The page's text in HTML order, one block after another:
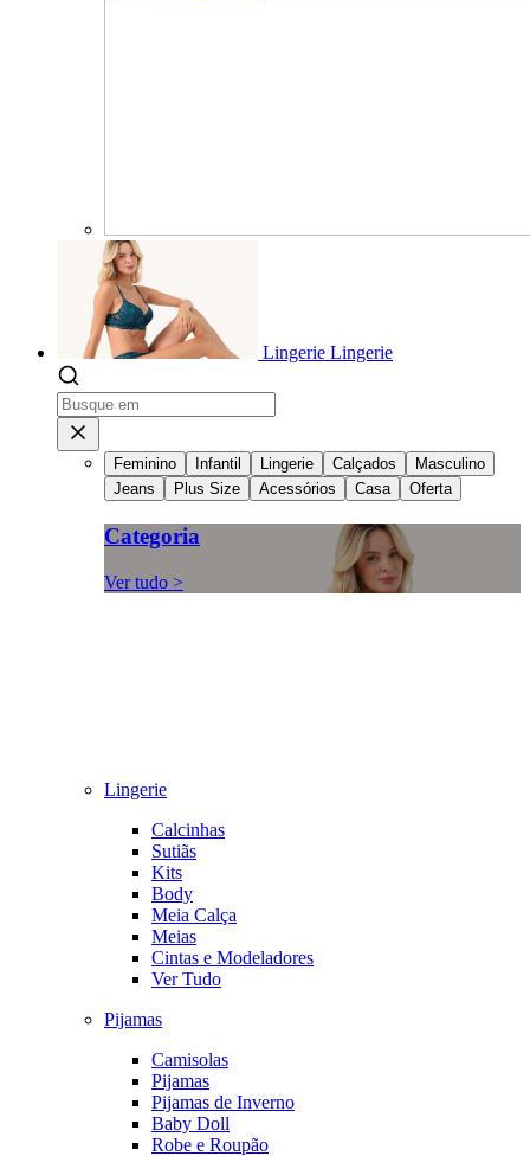
Lingerie Lingerie
Feminino Infantil Lingerie Calçados
Masculino
Jeans
Plus Size Acessórios Casa Oferta
Categoria
Ver tudo >
Lingerie
Calcinhas
Sutiãs
Kits
Body
Meia Calça
Meias
Cintas e Modeladores
Ver Tudo
Pijamas
Camisolas
Pijamas
Pijamas de Inverno
Baby Doll
Robe e Roupão